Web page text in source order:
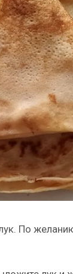
По